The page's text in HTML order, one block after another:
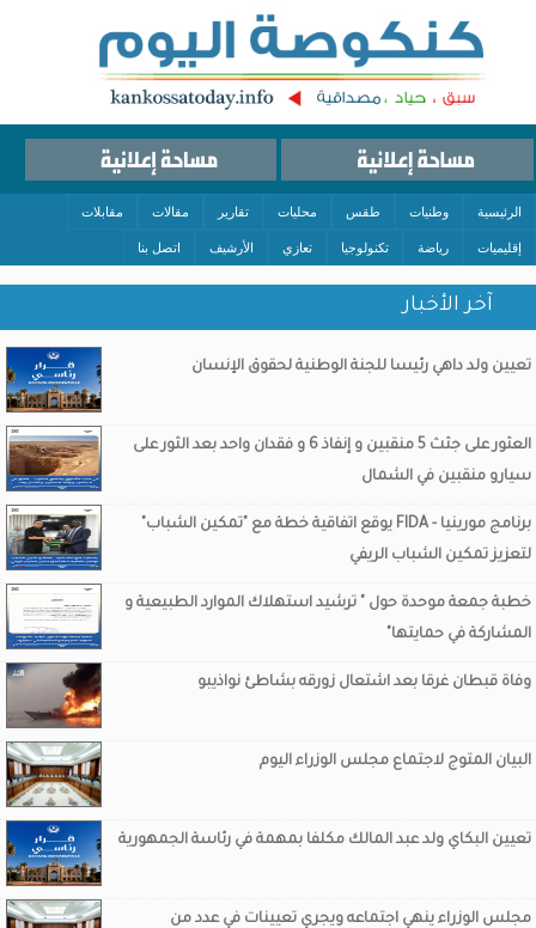
الرئيسية وطنيات طقس محليات تقارير مقالات مقابلات
إقليميات رياضة تكنولوجيا تعازي الأرشيف اتصل بنا
آخر الأخبار
تعيين ولد داهي رئيسا للجنة الوطنية لحقوق الإنسان
العثور على جثث 5 منقبين و إنفاذ 6 و فقدان واحد بعد الثور على
سيارو منقبين في الشمال
برنامج مورينيا - FIDA يوقع اتفاقية خطة مع "تمكين الشباب"
لتعزيز تمكين الشباب الريفي
خطبة جمعة موحدة حول " ترشيد استهلاك الموارد الطبيعية و
المشاركة في حمايتها"
وفاة قبطان غرقا بعد اشتعال زورقه بشاطئ نواذيبو
البيان المتوج لاجتماع مجلس الوزراء اليوم
تعيين البكاي ولد عبد المالك مكلفا بمهمة في رئاسة الجمهورية
مجلس الوزراء ينهي اجتماعه ويجري تعيينات في عدد من